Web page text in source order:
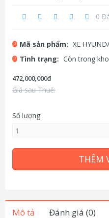
0
Mã sản phẩm: XE
Tình trạng: Còn trong kho
472,000,000đ
Giá sau Thuế:
Số lượng
THÊM
Mô tả Đánh giá (0)